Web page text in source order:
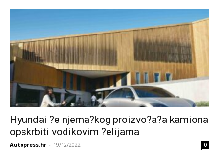
Hyundai ?e njema?kog proizvo?a?a kamiona
opskrbiti vodikovim ?elijama
Autopress.hr - 19/12/2022 0